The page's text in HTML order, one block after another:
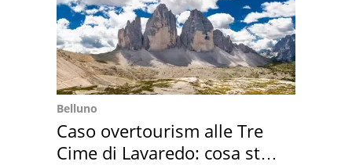
Belluno
Caso overtourism alle Tre
Cime di Lavaredo: cosa sta